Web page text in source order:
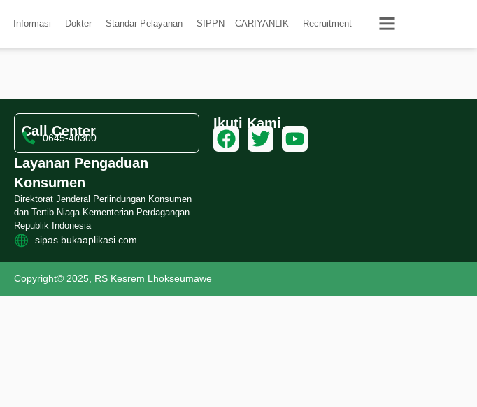
Informasi Dokter Standar Pelayanan SIPPN – CARIYANLIK Recruitment
Call Center
0645-40300
Layanan Pengaduan
Konsumen
Direktorat Jenderal Perlindungan Konsumen
dan Tertib Niaga Kementerian Perdagangan
Republik Indonesia
sipas.bukaaplikasi.com
Ikuti Kami
Copyright© 2025, RS Kesrem Lhokseumawe